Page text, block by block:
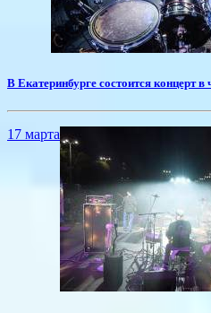
​В Екатеринбурге состоится концерт
17 марта